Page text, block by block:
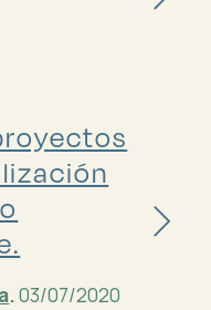
.03/07/2020